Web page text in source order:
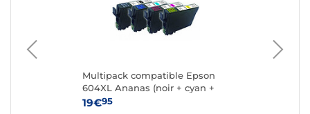
Multipack compatible Epson
604XL Ananas (noir + cyan +
magenta + jaune)
19€95